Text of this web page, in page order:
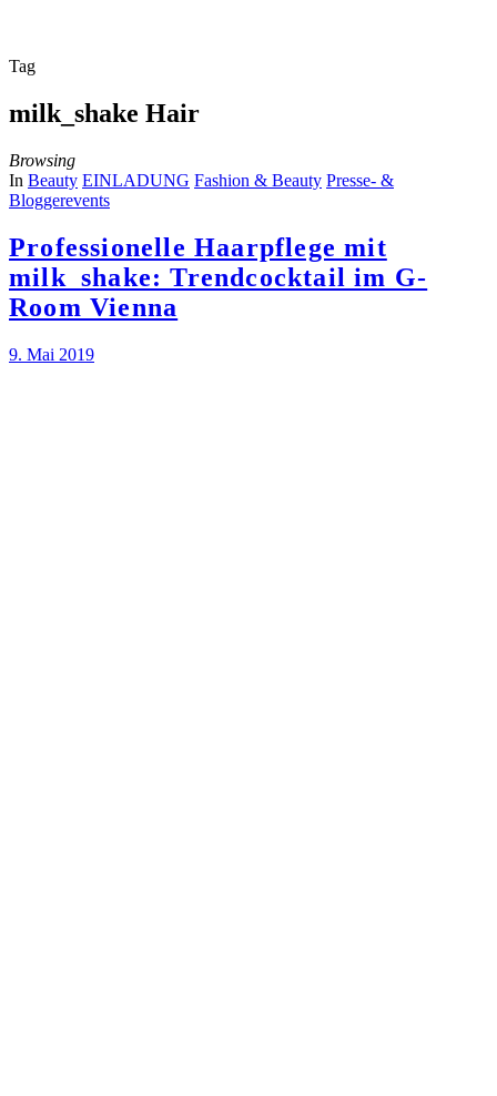
Tag
milk_shake Hair
Browsing
In Beauty EINLADUNG Fashion & Beauty Presse- &
Bloggerevents
Professionelle Haarpflege mit
milk_shake: Trendcocktail im G-
Room Vienna
9. Mai 2019